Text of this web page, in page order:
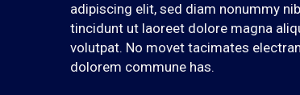
adipiscing elit, sed diam nonummy
tincidunt ut laoreet dolore magna
volutpat. No movet tacimates
dolorem commune has.